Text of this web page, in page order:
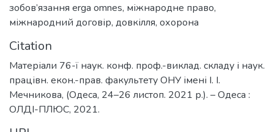
зобов’язання erga omnes, міжнародне право,
міжнародний договір, довкілля, охорона
Citation
Матеріали 76-ї наук. конф. проф.-виклад. складу і наук.
працівн. екон.-прав. факультету ОНУ імені І. І.
Мечникова, (Одеса, 24–26 листоп. 2021 р.). – Одеса :
ОЛДІ-ПЛЮС, 2021.